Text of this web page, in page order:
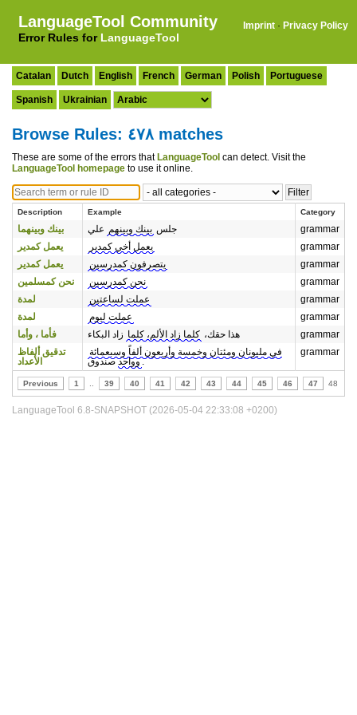
LanguageTool Community
Error Rules for LanguageTool
Imprint · Privacy Policy
Catalan Dutch English French German Polish Portuguese
Spanish Ukrainian
Browse Rules: ٤٧٨ matches
These are some of the errors that LanguageTool can detect. Visit the
LanguageTool homepage to use it online.
Description Example Category
بينك وبينهما جلس بينك وبينهم علي
grammar
يعمل كمدير
يعمل أخي كمدير
grammar
يعمل كمدير
يتصرفون كمدرسين
grammar
نحن كمسلمين
نحن كمدرسين
grammar
لمدة
عملت لساعتين
grammar
لمدة
عملت ليوم
grammar
فأما ، وأما
هذا حقك، كلما زاد الألم، كلما زاد البكاء
grammar
تدقيق ألفاظ
الأعداد
في مليونان ومئتان وخمسة وأربعون ألفاً وسبعمائة
وواحدصندوق.
grammar
Previous 1 39 40 41 42 43 44 45 46 47 48
LanguageTool 6.8-SNAPSHOT (2026-05-04 22:33:08 +0200)